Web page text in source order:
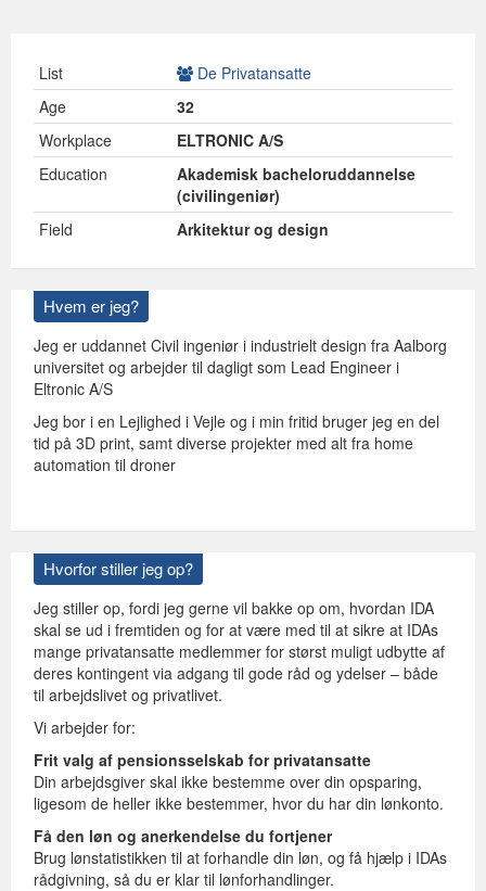
List
De Privatansatte
Age
32
Workplace
ELTRONIC A/S
Education
Akademisk bacheloruddannelse
(civilingeniør)
Field
Arkitektur og design
Hvem er jeg?
Jeg er uddannet Civil ingeniør i industrielt design fra Aalborg
universitet og arbejder til dagligt som Lead Engineer i
Eltronic A/S
Jeg bor i en Lejlighed i Vejle og i min fritid bruger jeg en del
tid på 3D print, samt diverse projekter med alt fra home
automation til droner
Hvorfor stiller jeg op?
Jeg stiller op, fordi jeg gerne vil bakke op om, hvordan IDA
skal se ud i fremtiden og for at være med til at sikre at IDAs
mange privatansatte medlemmer for størst muligt udbytte af
deres kontingent via adgang til gode råd og ydelser – både
til arbejdslivet og privatlivet.
Vi arbejder for:
Frit valg af pensionsselskab for privatansatte
Din arbejdsgiver skal ikke bestemme over din opsparing,
ligesom de heller ikke bestemmer, hvor du har din lønkonto.
Få den løn og anerkendelse du fortjener
Brug lønstatistikken til at forhandle din løn, og få hjælp i IDAs
rådgivning, så du er klar til lønforhandlinger.